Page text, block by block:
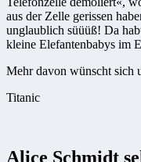
aus der Zelle gerissen
unglaublich süüüß! Da
kleine Elefantenbabys im
Mehr davon wünscht sich
Titanic
Alice Schmidt